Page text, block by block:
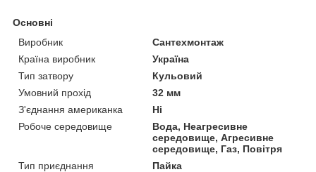
Основні
Виробник
Сантехмонтаж
Країна виробник
Україна
Тип затвору
Кульовий
Умовний прохід
32 мм
З'єднання американка
Ні
Робоче середовище
Вода, Неагресивне
середовище, Агресивне
середовище, Газ, Повітря
Тип приєднання
Пайка